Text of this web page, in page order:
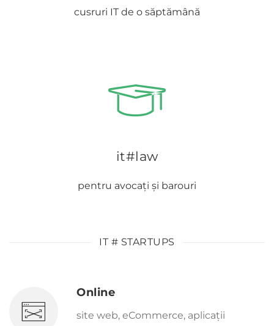
cusruri IT de o săptămână
it#law
pentru avocați și barouri
IT # STARTUPS
Online
site web, eCommerce, aplicații